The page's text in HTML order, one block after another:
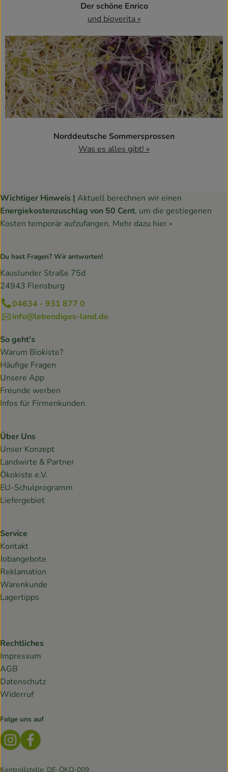
Der schöne Enrico
und bioverita »
Norddeutsche Sommersprossen
Was es alles gibt! »
Wichtiger Hinweis | Aktuell berechnen wir einen
Energiekostenzuschlag von 50 Cent, um die gestiegenen
Kosten temporär aufzufangen. Mehr dazu hier »
Du hast Fragen? Wir antworten!
Kauslunder Straße 75d
24943 Flensburg
04634 - 931 877 0
info@lebendiges-land.de
So geht's
Warum Biokiste?
Häufige Fragen
Unsere App
Freunde werben
Infos für Firmenkunden
Über Uns
Unser Konzept
Landwirte & Partner
Ökokiste e.V.
EU-Schulprogramm
Liefergebiet
Service
Kontakt
Jobangebote
Reklamation
Warenkunde
Lagertipps
Rechtliches
Impressum
AGB
Datenschutz
Widerruf
Folge uns auf
Externer Link zu https://www.instagram.com/
Externer Link zu https://www.facebook.com/
Kontrollstelle: DE-ÖKO-009